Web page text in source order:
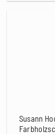
Susann